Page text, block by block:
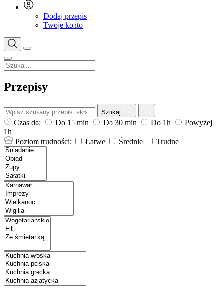
Dodaj przepis
Twoje konto
Przepisy
Szukaj
Czas do: Do 15 min Do 30 min Do 1h
Powyżej
1h
Poziom trudności:
Łatwe Średnie Trudne